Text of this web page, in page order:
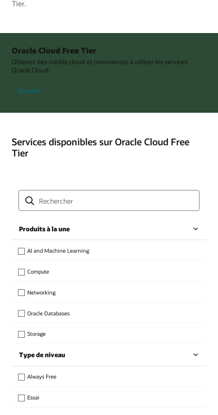
Tier.
Oracle Cloud Free Tier
Obtenez des crédits cloud et commencez à utiliser les services
Oracle Cloud.
S’inscrire
Services disponibles sur Oracle Cloud Free
Tier
Produits à la une
AI and Machine Learning
Compute
Networking
Oracle Databases
Storage
Type de niveau
Always Free
Essai